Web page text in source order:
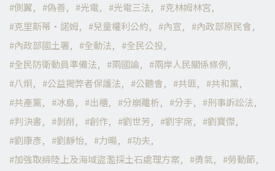
側翼
偽善 光電 光電三法
克林姆林宮
克里斯蒂·諾姆
兒童權利公約 內宣
內政部原民會
內政部國土署
全動法
全民公投
全民防衛動員準備法
兩國論
兩岸人民關係條例
八炯
公益揭弊者保護法 公聽會 共匪
共和黨
共產黨
冰島 出櫃 分崩離析 分手
刑事訴訟法
判決書
剝削 創作 劉世芳 劉宇席
劉寶傑
劉康彥
劉靜怡 力暘
功夫
加強取締陸上及海域盜濫採土石處理方案
勇氣
勞動節